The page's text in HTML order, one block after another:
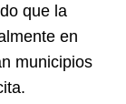
que la
en
municipios